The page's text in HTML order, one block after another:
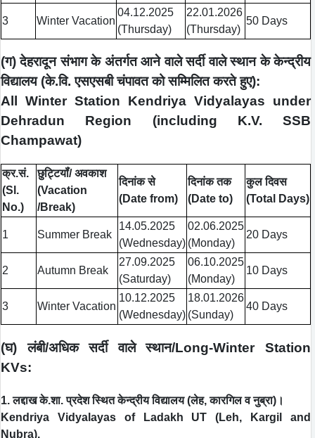
3 Winter Vacation
04.12.2025
(Thursday)
22.01.2026
(Thursday)
50 Days
(ग) देहरादून संभाग के अंतर्गत आने वाले सर्दी वाले स्थान के केन्द्रीय
विद्यालय (के.वि. एसएसबी चंपावत को सम्मिलित करते हुए):
All Winter Station Kendriya Vidyalayas under
Dehradun Region (including K.V. SSB
Champawat)
क्र.सं.
(Sl.
No.)
छुट्टियॉं/ अवकाश
(Vacation
/Break)
दिनांक से
(Date from)
दिनांक तक
(Date to)
कुल दिवस
(Total Days)
1 Summer Break
14.05.2025
(Wednesday)
02.06.2025
(Monday)
20 Days
2 Autumn Break
27.09.2025
(Saturday)
06.10.2025
(Monday)
10 Days
3 Winter Vacation
10.12.2025
(Wednesday)
18.01.2026
(Sunday)
40 Days
(घ) लंबी/अधिक सर्दी वाले स्थान/Long-Winter Station
KVs:
1. लद्दाख के.शा. प्रदेश स्थित केन्‍द्रीय विद्यालय (लेह, कारगिल व नुब्रा)।
Kendriya Vidyalayas of Ladakh UT (Leh, Kargil and
Nubra).